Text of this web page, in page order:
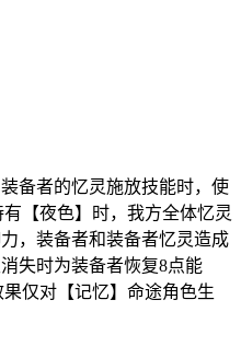
备者的忆灵施放技能时，使
【夜色】时，我方全体忆灵
，装备者和装备者忆灵造成
失时为装备者恢复8点能
仅对【记忆】命途角色生